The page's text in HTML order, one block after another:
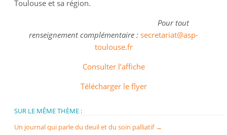
Toulouse et sa région.
Pour tout
renseignement complémentaire : secretariat@asp-
toulouse.fr
Consulter l’affiche
Télécharger le flyer
SUR LE MÊME THÈME :
Un journal qui parle du deuil et du soin palliatif→